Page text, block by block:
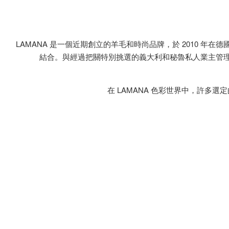
LAMANA 是一個近期創立的羊毛和時尚品牌，於 2010 年在
結合。與經過把關特別挑選的義大利和秘魯私人業主
在 LAMANA 色彩世界中，許多選